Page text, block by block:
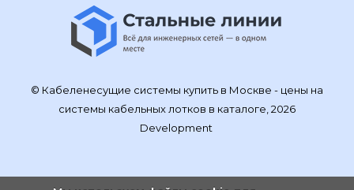
© Кабеленесущие системы купить в Москве - цены на
системы кабельных лотков в каталоге, 2026
Development